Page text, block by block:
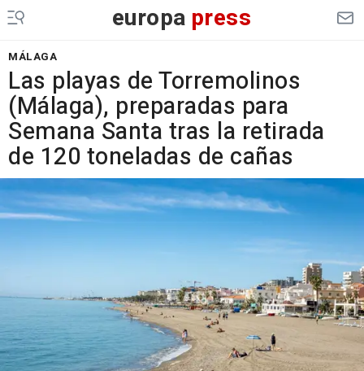
europa press
MÁLAGA
Las playas de Torremolinos
(Málaga), preparadas para
Semana Santa tras la retirada
de 120 toneladas de cañas